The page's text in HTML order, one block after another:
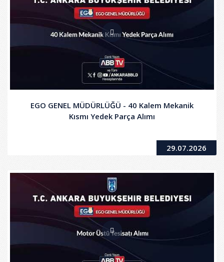
EGO GENEL MÜDÜRLÜĞÜ - 40 Kalem Mekanik
Kısmı Yedek Parça Alımı
29.07.2026